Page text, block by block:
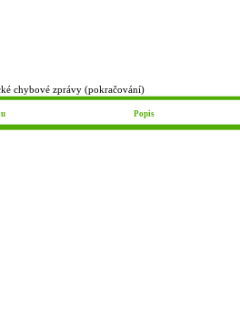
Popis
chybové zprávy (pokračování)